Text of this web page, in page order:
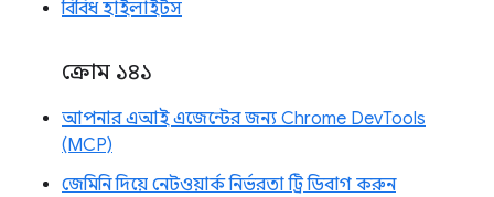
বিবিধ হাইলাইটস
ক্রোম ১৪১
আপনার এআই এজেন্টের জন্য Chrome DevTools
(MCP)
জেমিনি দিয়ে নেটওয়ার্ক নির্ভরতা ট্রি ডিবাগ করুন